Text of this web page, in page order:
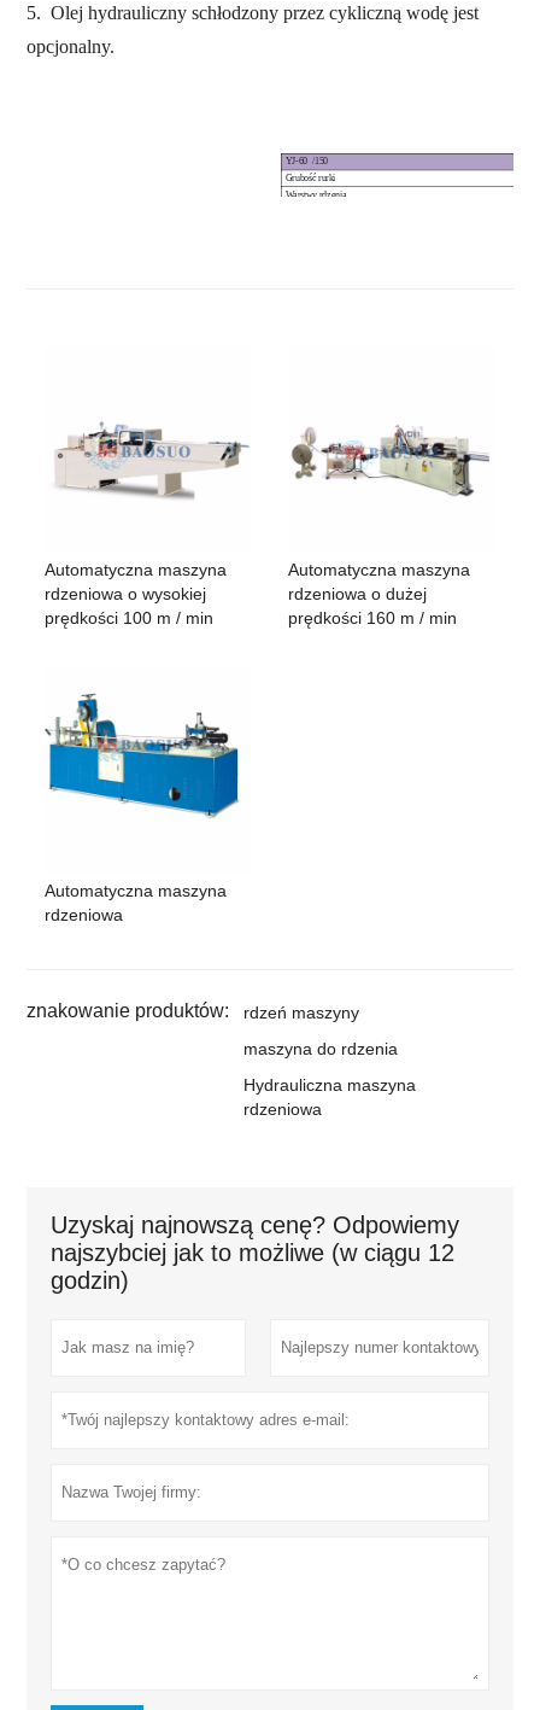
5.Olej hydrauliczny schłodzony przez cykliczną wodę jest
opcjonalny.
YJ-60 /150
Grubość rurki
Warstwy rdzenia
Automatyczna maszyna
rdzeniowa o wysokiej
prędkości 100 m / min
Automatyczna maszyna
rdzeniowa o dużej
prędkości 160 m / min
Automatyczna maszyna
rdzeniowa
znakowanie produktów:
rdzeń maszyny
maszyna do rdzenia
Hydrauliczna maszyna
rdzeniowa
Uzyskaj najnowszą cenę? Odpowiemy
najszybciej jak to możliwe (w ciągu 12
godzin)